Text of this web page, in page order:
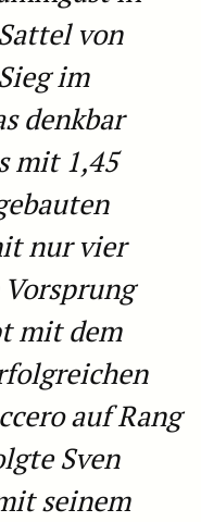
von
im
denkbar
mit 1,45
nur vier
mit dem
auf Rang
Sven
seinem